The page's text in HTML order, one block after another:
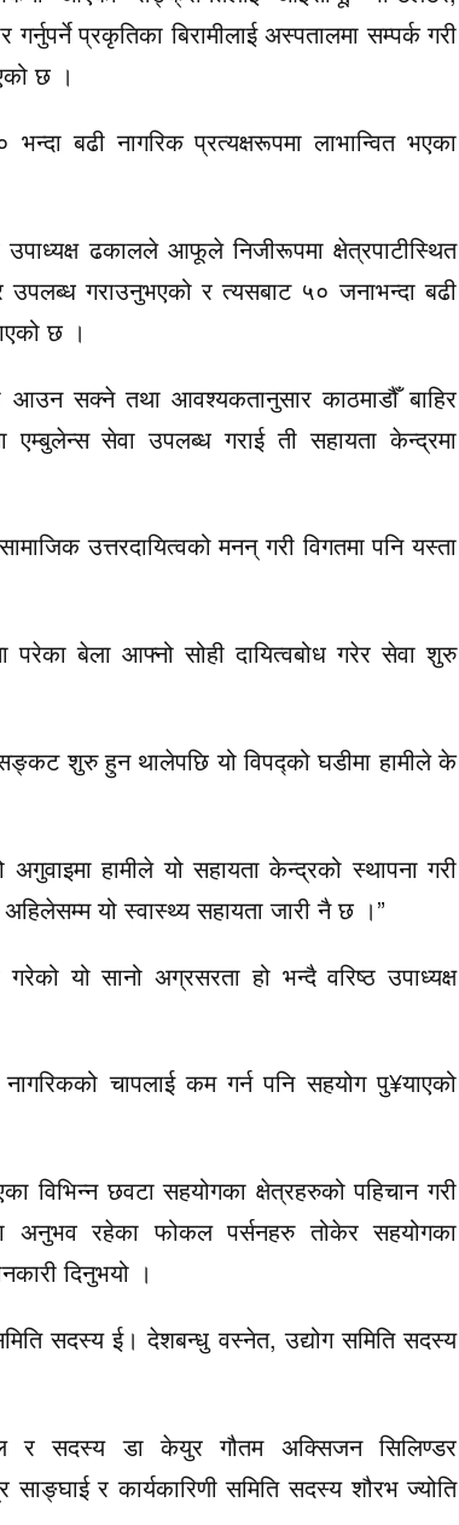
प्रकृतिका बिरामीलाई अस्पतालमा सम्पर्क गरी
छ ।
बढी नागरिक प्रत्यक्षरूपमा लाभान्वित भएका
ढकालले आफूले निजीरूपमा क्षेत्रपाटीस्थित
गराउनुभएको र त्यसबाट ५० जनाभन्दा बढी
छ ।
सक्ने तथा आवश्यकतानुसार काठमाडौँ बाहिर
सेवा उपलब्ध गराई ती सहायता केन्द्रमा
उत्तरदायित्वको मनन् गरी विगतमा पनि यस्ता
बेला आफ्नो सोही दायित्वबोध गरेर सेवा शुरु
शुरु हुन थालेपछि यो विपद्को घडीमा हामीले के
हामीले यो सहायता केन्द्रको स्थापना गरी
यो स्वास्थ्य सहायता जारी नै छ ।”
यो सानो अग्रसरता हो भन्दै वरिष्ठ उपाध्यक्ष
चापलाई कम गर्न पनि सहयोग पु¥याएको
विभिन्न छवटा सहयोगका क्षेत्रहरुको पहिचान गरी
अनुभव रहेका फोकल पर्सनहरु तोकेर सहयोगका
दिनुभयो ।
सदस्य ई। देशबन्धु वस्नेत, उद्योग समिति सदस्य
र सदस्य डा केयुर गौतम अक्सिजन सिलिण्डर
साङ्घाई र कार्यकारिणी समिति सदस्य शौरभ ज्योति